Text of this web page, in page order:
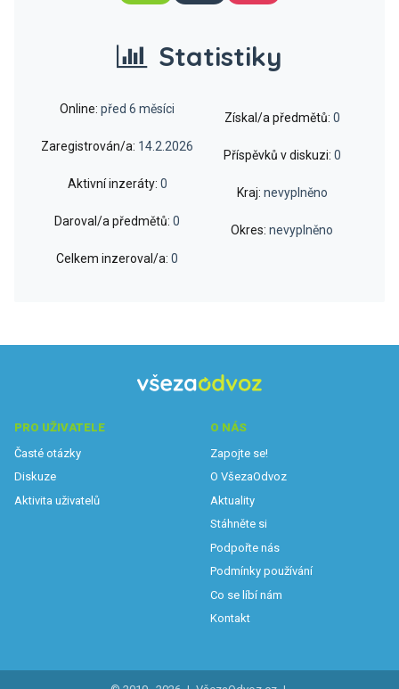
Statistiky
Online: před 6 měsíci
Zaregistrován/a: 14.2.2026
Aktivní inzeráty: 0
Daroval/a předmětů: 0
Celkem inzeroval/a: 0
Získal/a předmětů: 0
Příspěvků v diskuzi: 0
Kraj: nevyplněno
Okres: nevyplněno
PRO UŽIVATELE
Časté otázky
Diskuze
Aktivita uživatelů
O NÁS
Zapojte se!
O VšezaOdvoz
Aktuality
Stáhněte si
Podpořte nás
Podmínky používání
Co se líbí nám
Kontakt